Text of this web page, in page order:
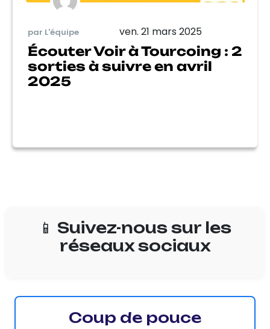
par L'équipe ven. 21 mars 2025
Écouter Voir à Tourcoing : 2
sorties à suivre en avril
2025
📱 Suivez-nous sur les
réseaux sociaux
Coup de pouce